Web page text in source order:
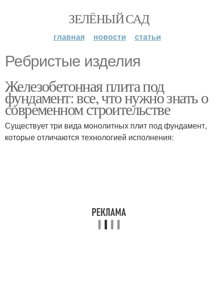
ЗЕЛЁНЫЙ САД
главная новости статьи
Ребристые изделия
Железобетонная плита под
фундамент: все, что нужно знать о
современном строительстве
Существует три вида монолитных плит под фундамент,
которые отличаются технологией исполнения: